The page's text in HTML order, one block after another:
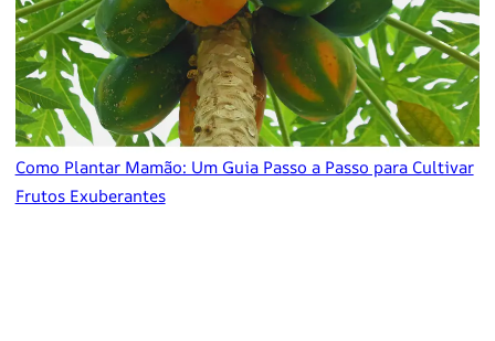
Como Plantar Mamão: Um Guia Passo a Passo para Cultivar
Frutos Exuberantes